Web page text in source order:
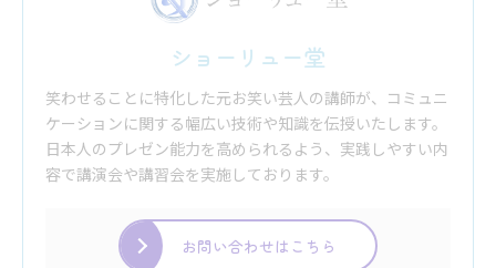
ショーリュー堂
笑わせることに特化した元お笑い芸人の講師が、コミュニ
ケーションに関する幅広い技術や知識を伝授いたします。
日本人のプレゼン能力を高められるよう、実践しやすい内
容で講演会や講習会を実施しております。
お問い合わせはこちら